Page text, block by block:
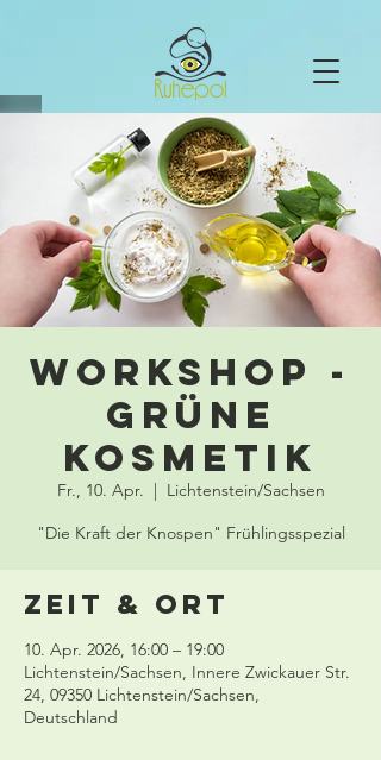
Workshop -
Grüne
Kosmetik
Fr., 10. Apr.
  |
Lichtenstein/Sachsen
"Die Kraft der Knospen" Frühlingsspezial
Zeit & Ort
10. Apr. 2026, 16:00 – 19:00
Lichtenstein/Sachsen, Innere Zwickauer Str.
24, 09350 Lichtenstein/Sachsen,
Deutschland